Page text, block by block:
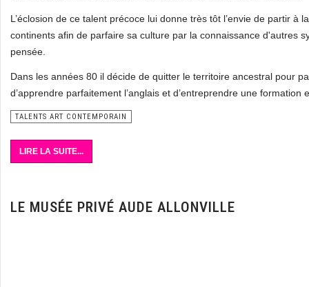
L’éclosion de ce talent précoce lui donne très tôt l’envie de partir à
continents afin de parfaire sa culture par la connaissance d'autres
pensée.
Dans les années 80 il décide de quitter le territoire ancestral pour
d’apprendre parfaitement l’anglais et d’entreprendre une formation
TALENTS ART CONTEMPORAIN
LIRE LA SUITE...
LE MUSÉE PRIVÉ AUDE ALLONVILLE